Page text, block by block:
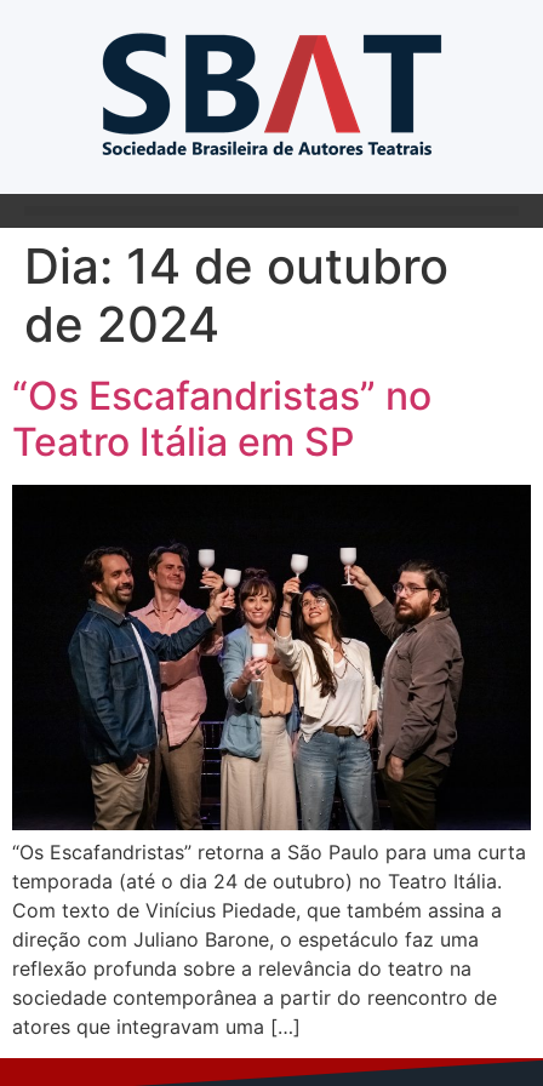
Dia: 14 de outubro
de 2024
“Os Escafandristas” no
Teatro Itália em SP
“Os Escafandristas” retorna a São Paulo para uma curta
temporada (até o dia 24 de outubro) no Teatro Itália.
Com texto de Vinícius Piedade, que também assina a
direção com Juliano Barone, o espetáculo faz uma
reflexão profunda sobre a relevância do teatro na
sociedade contemporânea a partir do reencontro de
atores que integravam uma […]